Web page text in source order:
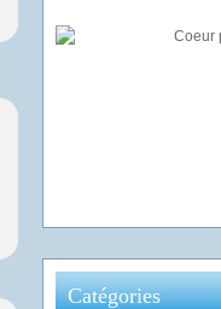
Catégories